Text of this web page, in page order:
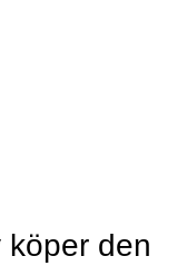
köper den